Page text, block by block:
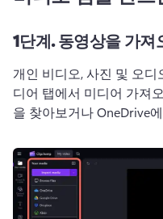
1단계.동영상을 가져
개인 비디오, 사진 및 오
디어 탭에서 미디어 가져
을 찾아보거나 OneDrive